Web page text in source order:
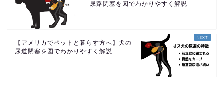
尿路閉塞を図でわかりやすく解説
【アメリカでペットと暮らす方へ】犬の
尿道閉塞を図でわかりやすく解説